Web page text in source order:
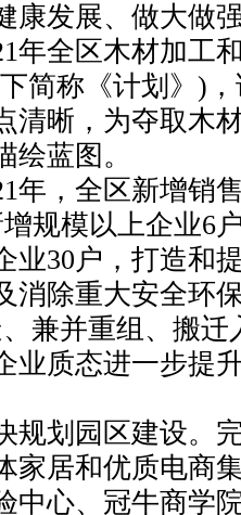
康发展、做大做
年全区木材加工
简称《计划》)
清晰，为夺取木
蓝图。
年，全区新增销
规模以上企业6
业30户，打造和
消除重大安全环
兼并重组、搬迁
业质态进一步提
规划园区建设。
家居和优质电商
中心、冠牛商学